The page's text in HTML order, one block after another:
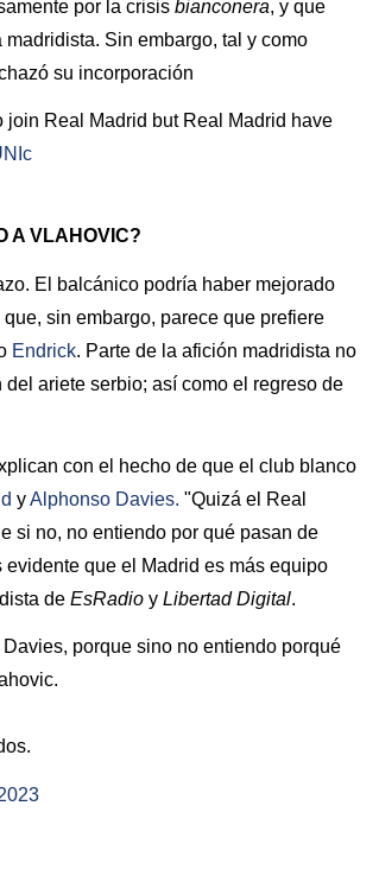
por la crisis bianconera, y que
Sin embargo, tal y como
su incorporación
Real Madrid but Real Madrid have
A VLAHOVIC?
El balcánico podría haber mejorado
que, sin embargo, parece que prefiere
Endrick. Parte de la afición madridista no
ariete serbio; así como el regreso de
con el hecho de que el club blanco
yAlphonso Davies. "Quizá el Real
si no, no entiendo por qué pasan de
que el Madrid es más equipo
de EsRadio y Libertad Digital.
porque sino no entiendo porqué